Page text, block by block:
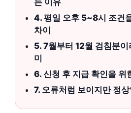
는 이유
4. 평일 오후 5~8시 조건
차이
5. 7월부터 12월 검침분이
미
6. 신청 후 지급 확인을 위
7. 오류처럼 보이지만 정